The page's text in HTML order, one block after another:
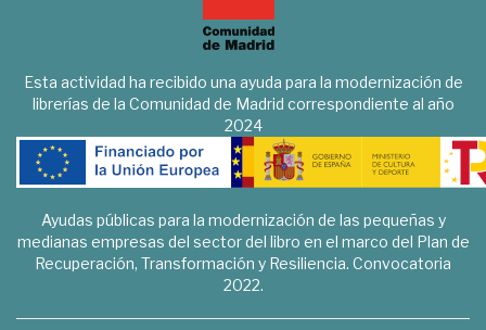
Esta actividad ha recibido una ayuda para la modernización de
librerías de la Comunidad de Madrid correspondiente al año
2024
Ayudas públicas para la modernización de las pequeñas y
medianas empresas del sector del libro en el marco del Plan de
Recuperación, Transformación y Resiliencia. Convocatoria
2022.